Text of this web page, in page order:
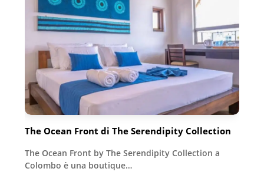
The Ocean Front di The Serendipity Collection
The Ocean Front by The Serendipity Collection a
Colombo è una boutique…